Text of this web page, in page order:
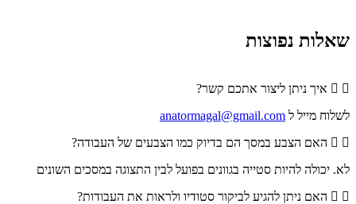
שאלות נפוצות
איך ניתן ליצור אתכם קשר?
לשלוח מייל ל anatormagal@gmail.com
האם הצבע במסך הם בדיוק כמו הצבעים של העבודה?
לא. יכולה להיות סטייה בגוונים בפועל לבין התצוגה במסכים השונים
האם ניתן להגיע לביקור סטודיו ולראות את העבודות?